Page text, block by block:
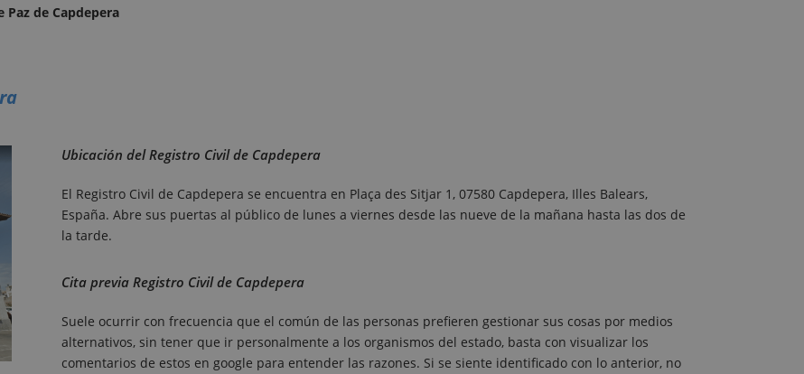
Paz de Capdepera
Ubicación del Registro Civil de Capdepera
El Registro Civil de Capdepera se encuentra en Plaça des Sitjar 1, 07580 Capdepera, Illes Balears,
España. Abre sus puertas al público de lunes a viernes desde las nueve de la mañana hasta las dos de
la tarde.
Cita previa Registro Civil de Capdepera
Suele ocurrir con frecuencia que el común de las personas prefieren gestionar sus cosas por medios
alternativos, sin tener que ir personalmente a los organismos del estado, basta con visualizar los
comentarios de estos en google para entender las razones. Si se siente identificado con lo anterior, no